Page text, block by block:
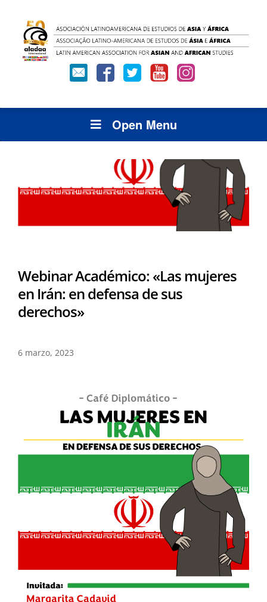
Open Menu
Webinar Académico: «Las mujeres
en Irán: en defensa de sus
derechos»
6 marzo, 2023